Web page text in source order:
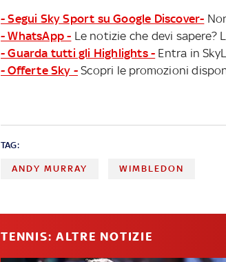
- Segui Sky Sport su Google Discover-
- WhatsApp - Le notizie che devi sapere?
- Guarda tutti gli Highlights - Entra in
- Offerte Sky - Scopri le promozioni
TAG:
ANDY MURRAY WIMBLEDON
TENNIS: ALTRE NOTIZIE